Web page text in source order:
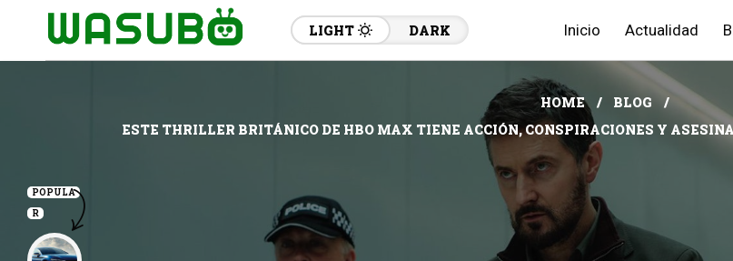
LIGHT DARK Inicio Actualidad
HOME
BLOG
ESTE THRILLER BRITÁNICO DE HBO MAX TIENE ACCIÓN, CONSPIRACIONES Y
POPULA
R